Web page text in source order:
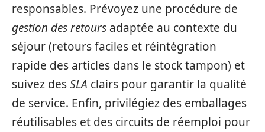
responsables. Prévoyez une procédure de
gestion des retours adaptée au contexte du
séjour (retours faciles et réintégration
rapide des articles dans le stock tampon) et
suivez desSLA clairs pour garantir la qualité
de service. Enfin, privilégiez des emballages
réutilisables et des circuits de réemploi pour